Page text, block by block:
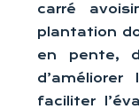
carré
plantation
en pente,
faciliter